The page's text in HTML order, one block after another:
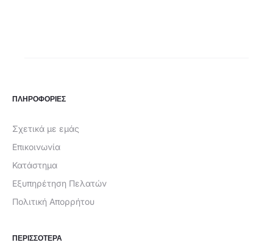
ΠΛΗΡΟΦΟΡΙΕΣ
Σχετικά με εμάς
Επικοινωνία
Κατάστημα
Εξυπηρέτηση Πελατών
Πολιτική Απορρήτου
ΠΕΡΙΣΣΟΤΕΡΑ